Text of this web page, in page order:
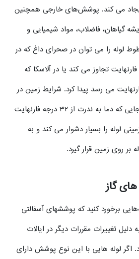
می کند. پوشش‌های خارجی همچنین
گیاهان، فاضلاب، مواد شیمیایی و
لوله را می توان در صحرای داغ که در
از ۱۰۰ درجه فارنهایت تجاوز می کند یا در آلاسکا که
درجه فارنهایت می رسد پیدا کرد. شرایط زمین در
مناطق همیشه منجمد، جایی که دما به ندرت از ۳۲ درجه فارنهایت
لوله را بسیار دشوار می کند و به
بر روی زمین قرار گیرد.
گاز
برخورد کنید که پوششهای آسفالتی
تغییرات مقررات دیگر در ایالات
اگر لوله هایی با این نوع پوشش دارای